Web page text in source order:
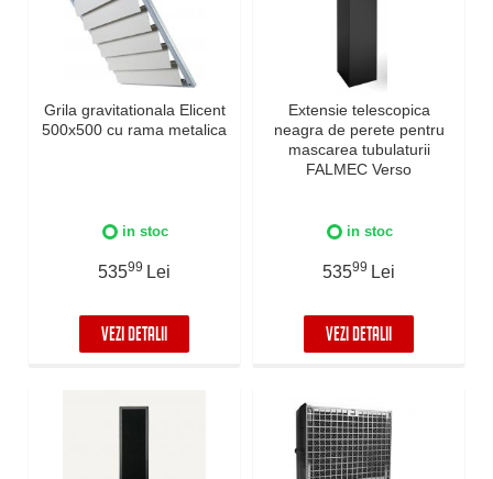
Grila gravitationala Elicent
500x500 cu rama metalica
in stoc
53599 Lei
VEZI DETALII
Extensie telescopica
neagra de perete pentru
mascarea tubulaturii
FALMEC Verso
in stoc
53599 Lei
VEZI DETALII